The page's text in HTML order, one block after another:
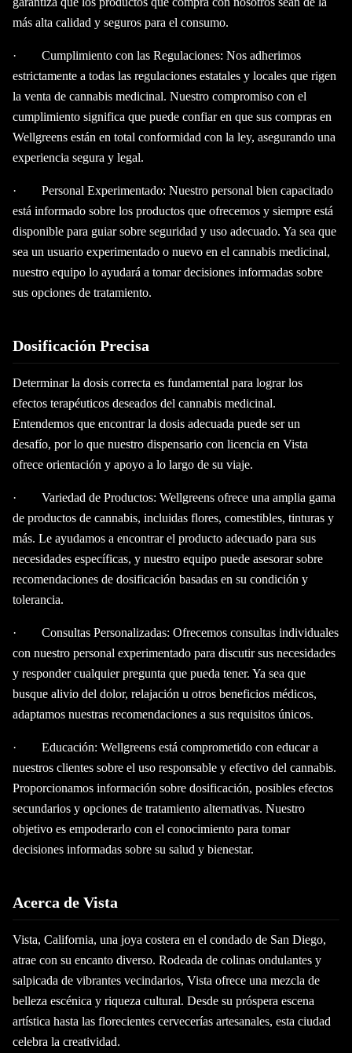
más alta calidad y seguros para el consumo.
· Cumplimiento con las Regulaciones: Nos adherimos
estrictamente a todas las regulaciones estatales y locales que rigen
la venta de cannabis medicinal. Nuestro compromiso con el
cumplimiento significa que puede confiar en que sus compras en
Wellgreens están en total conformidad con la ley, asegurando una
experiencia segura y legal.
· Personal Experimentado: Nuestro personal bien capacitado
está informado sobre los productos que ofrecemos y siempre está
disponible para guiar sobre seguridad y uso adecuado. Ya sea que
sea un usuario experimentado o nuevo en el cannabis medicinal,
nuestro equipo lo ayudará a tomar decisiones informadas sobre
sus opciones de tratamiento.
Dosificación Precisa
Determinar la dosis correcta es fundamental para lograr los
efectos terapéuticos deseados del cannabis medicinal.
Entendemos que encontrar la dosis adecuada puede ser un
desafío, por lo que nuestro dispensario con licencia en Vista
ofrece orientación y apoyo a lo largo de su viaje.
· Variedad de Productos: Wellgreens ofrece una amplia gama
de productos de cannabis, incluidas flores, comestibles, tinturas y
más. Le ayudamos a encontrar el producto adecuado para sus
necesidades específicas, y nuestro equipo puede asesorar sobre
recomendaciones de dosificación basadas en su condición y
tolerancia.
· Consultas Personalizadas: Ofrecemos consultas individuales
con nuestro personal experimentado para discutir sus necesidades
y responder cualquier pregunta que pueda tener. Ya sea que
busque alivio del dolor, relajación u otros beneficios médicos,
adaptamos nuestras recomendaciones a sus requisitos únicos.
· Educación: Wellgreens está comprometido con educar a
nuestros clientes sobre el uso responsable y efectivo del cannabis.
Proporcionamos información sobre dosificación, posibles efectos
secundarios y opciones de tratamiento alternativas. Nuestro
objetivo es empoderarlo con el conocimiento para tomar
decisiones informadas sobre su salud y bienestar.
Acerca de Vista
Vista, California, una joya costera en el condado de San Diego,
atrae con su encanto diverso. Rodeada de colinas ondulantes y
salpicada de vibrantes vecindarios, Vista ofrece una mezcla de
belleza escénica y riqueza cultural. Desde su próspera escena
artística hasta las florecientes cervecerías artesanales, esta ciudad
celebra la creatividad.